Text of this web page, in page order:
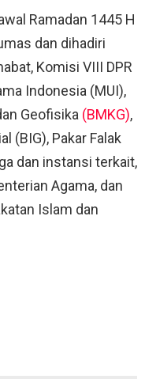
Ramadan 1445 H
dan dihadiri
Komisi VIII DPR
Indonesia (MUI),
Geofisika (BMKG),
(BIG), Pakar Falak
dan instansi terkait,
Agama, dan
Islam dan